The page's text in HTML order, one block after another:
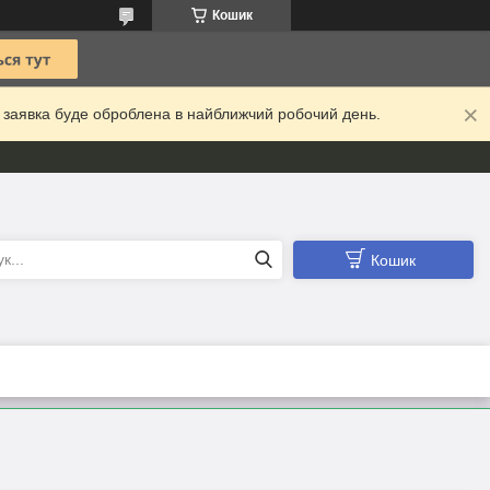
Кошик
буде оброблена в найближчий робочий день.
Кошик